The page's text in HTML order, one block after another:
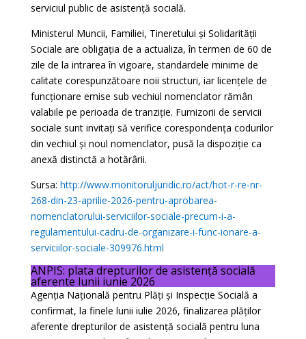
serviciul public de asistență socială.
Ministerul Muncii, Familiei, Tineretului și Solidarității
Sociale are obligația de a actualiza, în termen de 60 de
zile de la intrarea în vigoare, standardele minime de
calitate corespunzătoare noii structuri, iar licențele de
funcționare emise sub vechiul nomenclator rămân
valabile pe perioada de tranziție. Furnizorii de servicii
sociale sunt invitați să verifice corespondența codurilor
din vechiul și noul nomenclator, pusă la dispoziție ca
anexă distinctă a hotărârii.
Sursa: http://www.monitoruljuridic.ro/act/hot-r-re-nr-
268-din-23-aprilie-2026-pentru-aprobarea-
nomenclatorului-serviciilor-sociale-precum-i-a-
regulamentului-cadru-de-organizare-i-func-ionare-a-
serviciilor-sociale-309976.html
ANPIS: plata drepturilor de asistență socială
aferente lunii iunie 2026
Agenția Națională pentru Plăți și Inspecție Socială a
confirmat, la finele lunii iulie 2026, finalizarea plăților
aferente drepturilor de asistență socială pentru luna